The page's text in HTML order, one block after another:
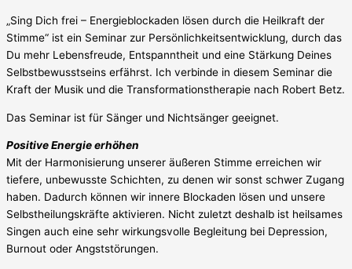
„Sing Dich frei – Energieblockaden lösen durch die Heilkraft der
Stimme“ ist ein Seminar zur Persönlichkeitsentwicklung, durch das
Du mehr Lebensfreude, Entspanntheit und eine Stärkung Deines
Selbstbewusstseins erfährst. Ich verbinde in diesem Seminar die
Kraft der Musik und die Transformationstherapie nach Robert Betz.
Das Seminar ist für Sänger und Nichtsänger geeignet.
Positive Energie erhöhen
Mit der Harmonisierung unserer äußeren Stimme erreichen wir
tiefere, unbewusste Schichten, zu denen wir sonst schwer Zugang
haben. Dadurch können wir innere Blockaden lösen und unsere
Selbstheilungskräfte aktivieren. Nicht zuletzt deshalb ist heilsames
Singen auch eine sehr wirkungsvolle Begleitung bei Depression,
Burnout oder Angststörungen.